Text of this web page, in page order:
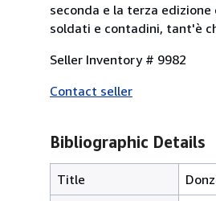
seconda e la terza
soldati e contadini, tant'è
Seller Inventory # 9982
Contact seller
Bibliographic Details
Title